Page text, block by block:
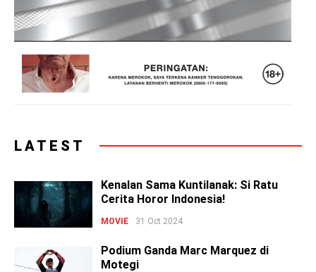
LATEST
Kenalan Sama Kuntilanak: Si Ratu
Cerita Horor Indonesia!
MOVIE 31 Oct 2024
Podium Ganda Marc Marquez di
Motegi